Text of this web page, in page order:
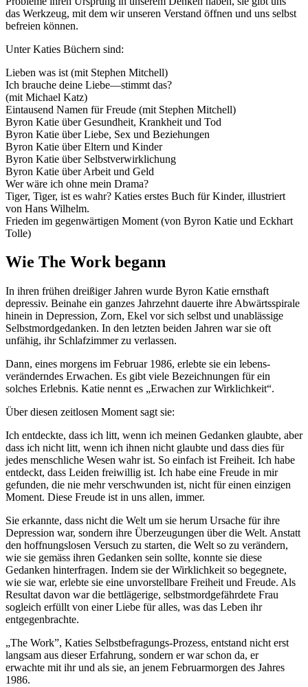
das Werkzeug, mit dem wir unseren Verstand öffnen und uns selbst
befreien können.
Unter Katies Büchern sind:
Lieben was ist (mit Stephen Mitchell)
Ich brauche deine Liebe—stimmt das?
(mit Michael Katz)
Eintausend Namen für Freude (mit Stephen Mitchell)
Byron Katie über Gesundheit, Krankheit und Tod
Byron Katie über Liebe, Sex und Beziehungen
Byron Katie über Eltern und Kinder
Byron Katie über Selbstverwirklichung
Byron Katie über Arbeit und Geld
Wer wäre ich ohne mein Drama?
Tiger, Tiger, ist es wahr? Katies erstes Buch für Kinder, illustriert
von Hans Wilhelm.
Frieden im gegenwärtigen Moment (von Byron Katie und Eckhart
Tolle)
Wie The Work begann
In ihren frühen dreißiger Jahren wurde Byron Katie ernsthaft
depressiv. Beinahe ein ganzes Jahrzehnt dauerte ihre Abwärtsspirale
hinein in Depression, Zorn, Ekel vor sich selbst und unablässige
Selbstmordgedanken. In den letzten beiden Jahren war sie oft
unfähig, ihr Schlafzimmer zu verlassen.
Dann, eines morgens im Februar 1986, erlebte sie ein lebens-
veränderndes Erwachen. Es gibt viele Bezeichnungen für ein
solches Erlebnis. Katie nennt es „Erwachen zur Wirklichkeit“.
Über diesen zeitlosen Moment sagt sie:
Ich entdeckte, dass ich litt, wenn ich meinen Gedanken glaubte, aber
dass ich nicht litt, wenn ich ihnen nicht glaubte und dass dies für
jedes menschliche Wesen wahr ist. So einfach ist Freiheit. Ich habe
entdeckt, dass Leiden freiwillig ist. Ich habe eine Freude in mir
gefunden, die nie mehr verschwunden ist, nicht für einen einzigen
Moment. Diese Freude ist in uns allen, immer.
Sie erkannte, dass nicht die Welt um sie herum Ursache für ihre
Depression war, sondern ihre Überzeugungen über die Welt. Anstatt
den hoffnungslosen Versuch zu starten, die Welt so zu verändern,
wie sie gemäss ihren Gedanken sein sollte, konnte sie diese
Gedanken hinterfragen. Indem sie der Wirklichkeit so begegnete,
wie sie war, erlebte sie eine unvorstellbare Freiheit und Freude. Als
Resultat davon war die bettlägerige, selbstmordgefährdete Frau
sogleich erfüllt von einer Liebe für alles, was das Leben ihr
entgegenbrachte.
„The Work”, Katies Selbstbefragungs-Prozess, entstand nicht erst
langsam aus dieser Erfahrung, sondern er war schon da, er
erwachte mit ihr und als sie, an jenem Februarmorgen des Jahres
1986.